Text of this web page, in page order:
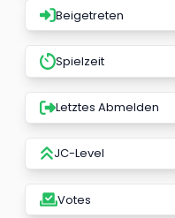
Beigetreten
Spielzeit
Letztes Abmelden
JC-Level
Votes